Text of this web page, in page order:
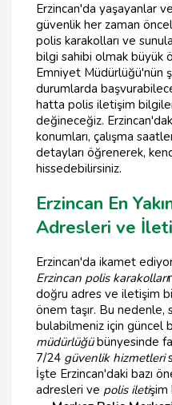
Erzincan'da yaşayanlar
güvenlik her zaman
polis karakolları ve
bilgi sahibi olmak büyük
Emniyet Müdürlüğü'nün
durumlarda
hatta polis iletişim
değineceğiz.
konumları, çalışma
detayları öğrenerek,
hissedebilirsiniz.
Erzincan En
Adresleri ve
Erzincan'da ikamet
Erzincan polis karakolları
doğru adres ve iletişim
önem taşır. Bu nedenle,
bulabilmeniz için güncel
müdürlüğübünyesinde
7/24 güvenlik hizmetleri
İşte Erzincan'daki bazı
adresleri ve polis iletişim